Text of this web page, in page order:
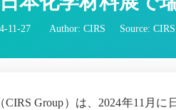
11-27 Author: CIRS Source: CIRS
CIRS Group）は、2024年11月に